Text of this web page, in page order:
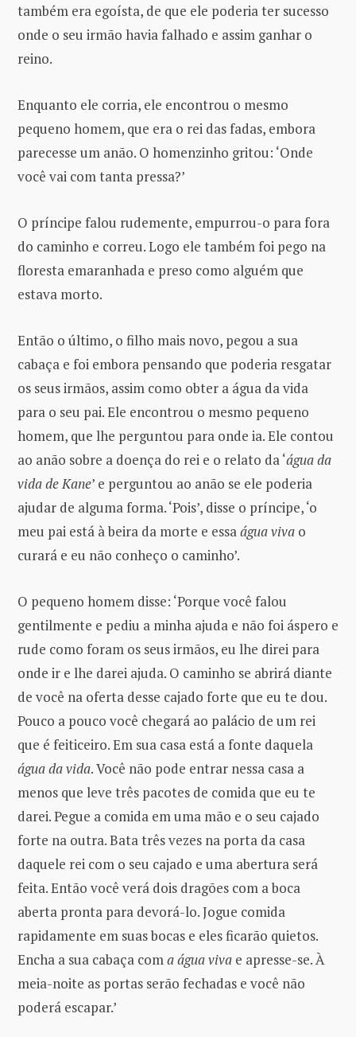
também era egoísta, de que ele poderia ter sucesso
onde o seu irmão havia falhado e assim ganhar o
reino.
Enquanto ele corria, ele encontrou o mesmo
pequeno homem, que era o rei das fadas, embora
parecesse um anão. O homenzinho gritou: ‘Onde
você vai com tanta pressa?’
O príncipe falou rudemente, empurrou-o para fora
do caminho e correu. Logo ele também foi pego na
floresta emaranhada e preso como alguém que
estava morto.
Então o último, o filho mais novo, pegou a sua
cabaça e foi embora pensando que poderia resgatar
os seus irmãos, assim como obter a água da vida
para o seu pai. Ele encontrou o mesmo pequeno
homem, que lhe perguntou para onde ia. Ele contou
ao anão sobre a doença do rei e o relato da ‘água da
vida de Kane’ e perguntou ao anão se ele poderia
ajudar de alguma forma. ‘Pois’, disse o príncipe, ‘o
meu pai está à beira da morte e essaágua viva o
curará e eu não conheço o caminho’.
O pequeno homem disse: ‘Porque você falou
gentilmente e pediu a minha ajuda e não foi áspero e
rude como foram os seus irmãos, eu lhe direi para
onde ir e lhe darei ajuda. O caminho se abrirá diante
de você na oferta desse cajado forte que eu te dou.
Pouco a pouco você chegará ao palácio de um rei
que é feiticeiro. Em sua casa está a fonte daquela
água da vida. Você não pode entrar nessa casa a
menos que leve três pacotes de comida que eu te
darei. Pegue a comida em uma mão e o seu cajado
forte na outra. Bata três vezes na porta da casa
daquele rei com o seu cajado e uma abertura será
feita. Então você verá dois dragões com a boca
aberta pronta para devorá-lo. Jogue comida
rapidamente em suas bocas e eles ficarão quietos.
Encha a sua cabaça coma água viva e apresse-se. À
meia-noite as portas serão fechadas e você não
poderá escapar.’